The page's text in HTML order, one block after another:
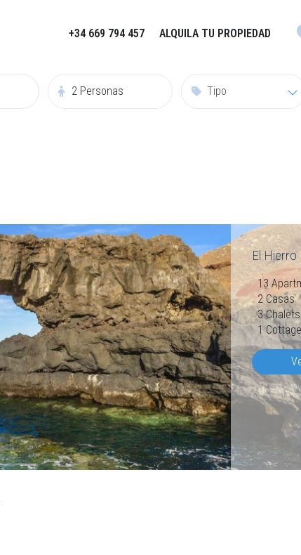
2 Personas Tipo
+34 669 794 457 ALQUILA TU PROPIEDAD
El Hierro
13
2 Casas
3 Chalets
1 Cottage